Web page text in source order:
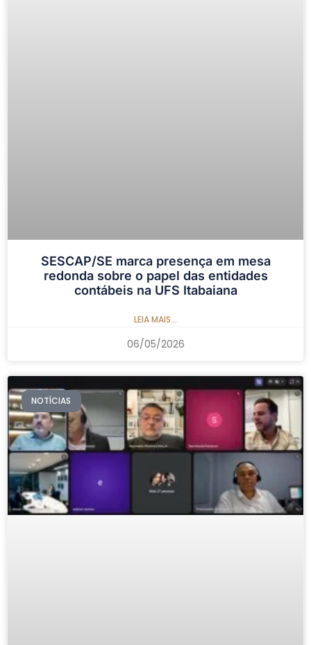
SESCAP/SE marca presença em mesa
redonda sobre o papel das entidades
contábeis na UFS Itabaiana
LEIA MAIS...
06/05/2026
NOTÍCIAS